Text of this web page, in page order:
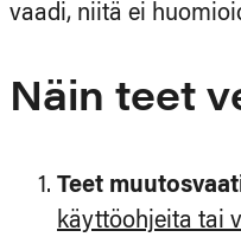
vaadi, niitä ei
Näin teet
Teet
käyttöohjeita tai